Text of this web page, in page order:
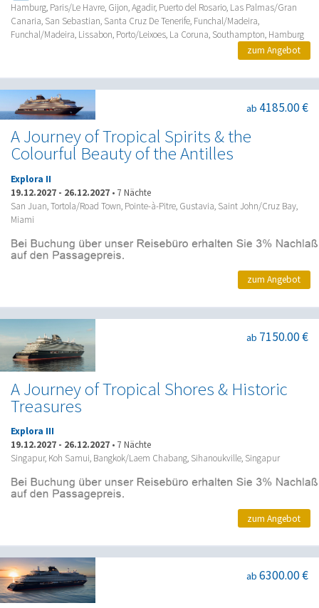
Hamburg, Paris/Le Havre, Gijon, Agadir, Puerto del Rosario, Las Palmas/Gran
Canaria, San Sebastian, Santa Cruz De Tenerife, Funchal/Madeira,
Funchal/Madeira, Lissabon, Porto/Leixoes, La Coruna, Southampton, Hamburg
zum Angebot
A Journey of Tropical Spirits & the
Colourful Beauty of the Antilles
ab 4185.00 €
Explora II
19.12.2027 - 26.12.2027 • 7 Nächte
San Juan, Tortola/Road Town, Pointe-à-Pitre, Gustavia, Saint John/Cruz Bay,
Miami
zum Angebot
A Journey of Tropical Shores & Historic
Treasures
ab 7150.00 €
Explora III
19.12.2027 - 26.12.2027 • 7 Nächte
Singapur, Koh Samui, Bangkok/Laem Chabang, Sihanoukville, Singapur
zum Angebot
ab 6300.00 €